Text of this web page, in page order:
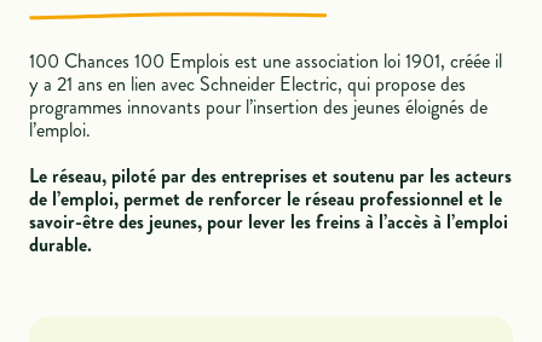
100 Chances 100 Emplois est une association loi 1901, créée il
y a 21 ans en lien avec Schneider Electric, qui propose des
programmes innovants pour l’insertion des jeunes éloignés de
l’emploi.
Le réseau, piloté par des entreprises et soutenu par les acteurs
de l’emploi, permet de renforcer le réseau professionnel et le
savoir-être des jeunes, pour lever les freins à l’accès à l’emploi
durable.